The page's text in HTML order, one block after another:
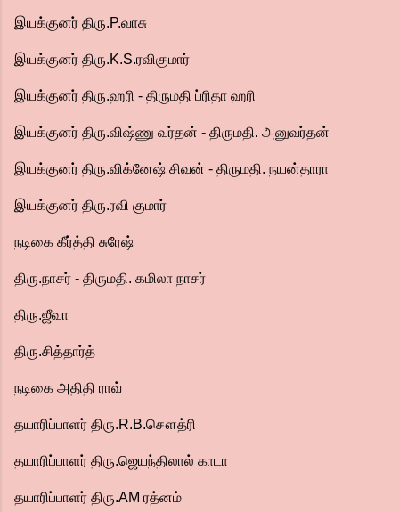
இயக்குனர் திரு.P.வாசு
இயக்குனர் திரு.K.S.ரவிகுமார்
இயக்குனர் திரு.ஹரி - திருமதி ப்ரிதா ஹரி
இயக்குனர் திரு.விஷ்ணு வர்தன் - திருமதி. அனுவர்தன்
இயக்குனர் திரு.விக்னேஷ் சிவன் - திருமதி. நயன்தாரா
இயக்குனர் திரு.ரவி குமார்
நடிகை கீர்த்தி சுரேஷ்
திரு.நாசர் - திருமதி. கமிலா நாசர்
திரு.ஜீவா
திரு.சித்தார்த்
நடிகை அதிதி ராவ்
தயாரிப்பாளர் திரு.R.B.சௌத்ரி
தயாரிப்பாளர் திரு.ஜெயந்திலால் காடா
தயாரிப்பாளர் திரு.AM ரத்னம்